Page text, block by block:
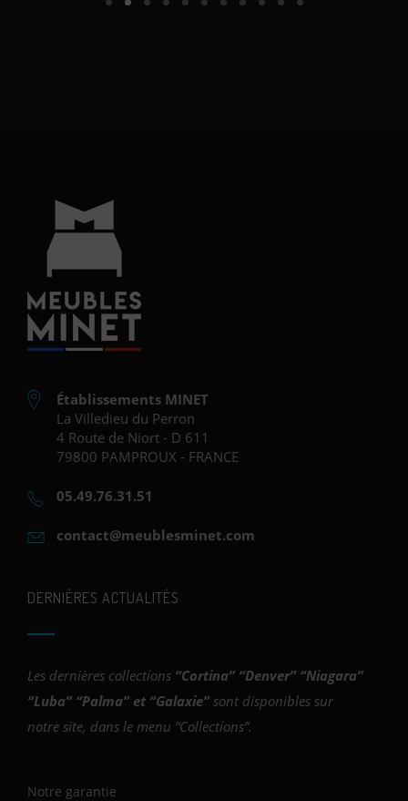
Établissements MINET
La Villedieu du Perron
4 Route de Niort - D 611
79800 PAMPROUX - FRANCE
05.49.76.31.51
contact@meublesminet.com
DERNIÈRES ACTUALITÉS
Les dernières collections “Cortina” “Denver” “Niagara”
“Luba” “Palma” et “Galaxie”sont disponibles sur
notre site, dans le menu “Collections”.
Notre garantie